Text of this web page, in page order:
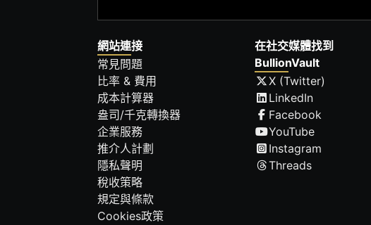
網站連接
常見問題
比率 & 費用
成本計算器
盎司/千克轉換器
企業服務
推介人計劃
隱私聲明
稅收策略
規定與條款
Cookies政策
在社交媒體找到
BullionVault
X (Twitter)
LinkedIn
Facebook
YouTube
Instagram
Threads